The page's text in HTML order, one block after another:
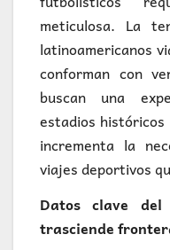
meticulosa. La
latinoamericanos
conforman con
buscan una
estadios históricos
incrementa la
viajes deportivos
Datos clave
trasciende